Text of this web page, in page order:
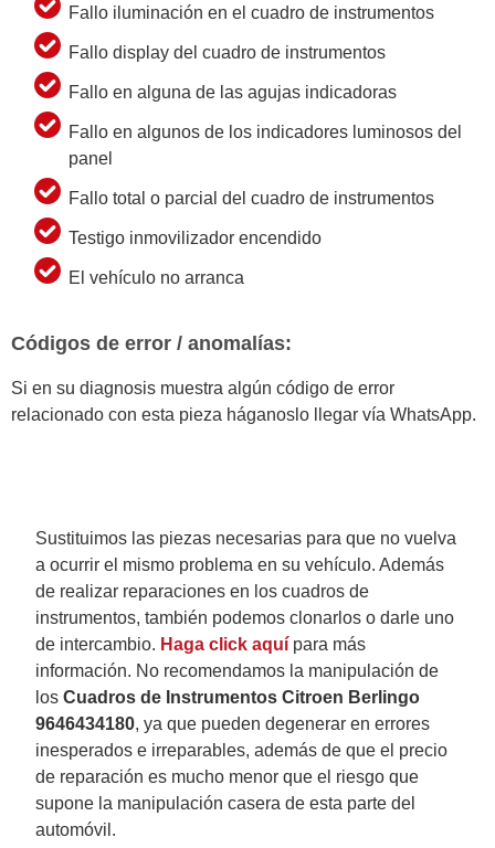
Fallo iluminación en el cuadro de instrumentos
Fallo display del cuadro de instrumentos
Fallo en alguna de las agujas indicadoras
Fallo en algunos de los indicadores luminosos del
panel
Fallo total o parcial del cuadro de instrumentos
Testigo inmovilizador encendido
El vehículo no arranca
Códigos de error / anomalías:
Si en su diagnosis muestra algún código de error
relacionado con esta pieza háganoslo llegar vía WhatsApp.
Sustituimos las piezas necesarias para que no vuelva
a ocurrir el mismo problema en su vehículo. Además
de realizar reparaciones en los cuadros de
instrumentos, también podemos clonarlos o darle uno
de intercambio. Haga click aquí para más
información. No recomendamos la manipulación de
losCuadros de Instrumentos Citroen Berlingo
9646434180, ya que pueden degenerar en errores
inesperados e irreparables, además de que el precio
de reparación es mucho menor que el riesgo que
supone la manipulación casera de esta parte del
automóvil.